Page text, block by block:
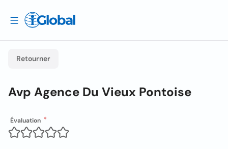
Retourner
Avp Agence Du Vieux Pontoise
Évaluation